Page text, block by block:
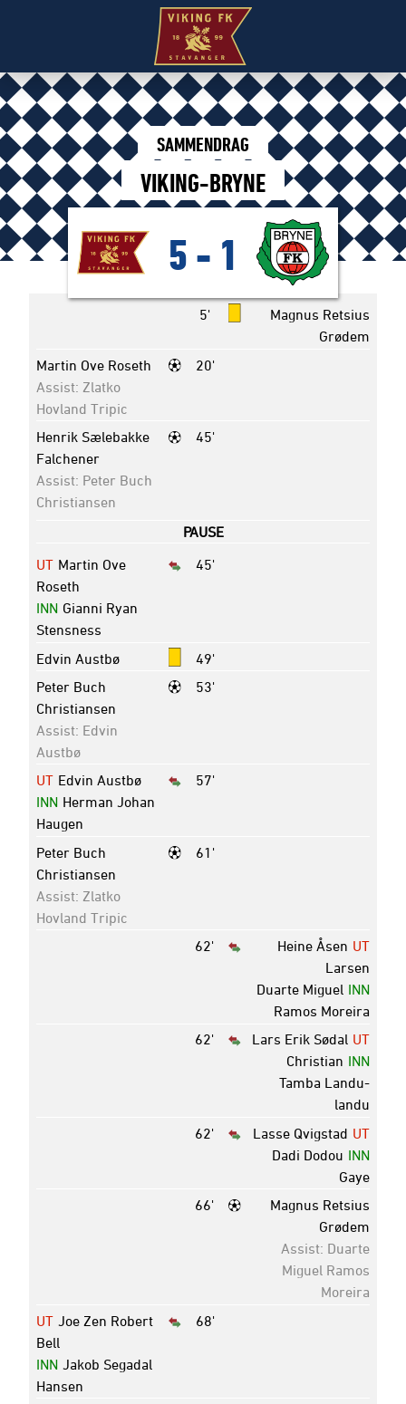
SAMMENDRAG
VIKING-BRYNE
5 - 1
5'
Magnus Retsius
Grødem
20'
Martin Ove Roseth
Assist: Zlatko
Hovland Tripic
45'
Henrik Sælebakke
Falchener
Assist: Peter Buch
Christiansen
PAUSE
45'
UT Martin Ove
Roseth
INN Gianni Ryan
Stensness
49'
Edvin Austbø
53'
Peter Buch
Christiansen
Assist: Edvin
Austbø
57'
UT Edvin Austbø
INN Herman Johan
Haugen
61'
Peter Buch
Christiansen
Assist: Zlatko
Hovland Tripic
62'
UT
Heine Åsen
Larsen
INN
Duarte Miguel
Ramos Moreira
62'
UT
Lars Erik Sødal
INN
Christian
Tamba Landu-
landu
62'
UT
Lasse Qvigstad
INN
Dadi Dodou
Gaye
66'
Magnus Retsius
Grødem
Assist: Duarte
Miguel Ramos
Moreira
68'
UT Joe Zen Robert
Bell
INN Jakob Segadal
Hansen